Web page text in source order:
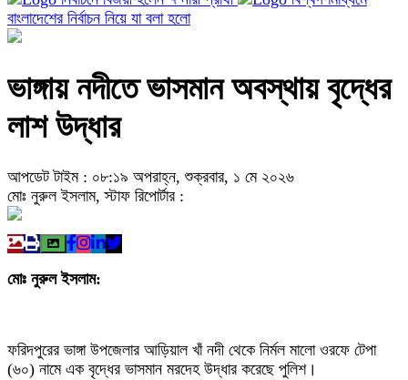
বাংলাদেশের নির্বাচন নিয়ে যা বলা হলো
ভাঙ্গায় নদীতে ভাসমান অবস্থায় বৃদ্ধের
লাশ উদ্ধার
আপডেট টাইম : ০৮:১৯ অপরাহ্ন, শুক্রবার, ১ মে ২০২৬
মোঃ নুরুল ইসলাম, স্টাফ রিপোর্টার :
মোঃ নুরুল ইসলাম:
ফরিদপুরের ভাঙ্গা উপজেলার আড়িয়াল খাঁ নদী থেকে নির্মল মালো ওরফে টেপা
(৬০) নামে এক বৃদ্ধের ভাসমান মরদেহ উদ্ধার করেছে পুলিশ।